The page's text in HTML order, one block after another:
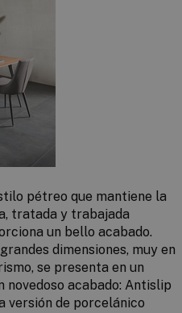
pétreo que mantiene la
tratada y trabajada
un bello acabado.
dimensiones, muy en
se presenta en un
acabado: Antislip
versión de porcelánico